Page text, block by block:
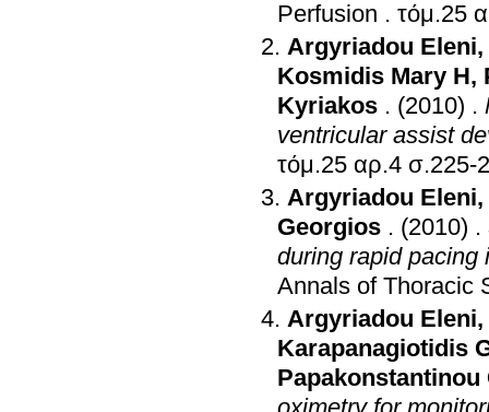
Perfusion .
Argyriadou Eleni,
Kosmidis Mary Η,
Kyriakos . (2010) .
ventricular assist
τόμ.25 αρ.4
Argyriadou Eleni,
Georgios . (2010) .
during rapid pacing
Annals of Thoracic
Argyriadou Eleni,
Karapanagiotidis
Papakonstantinou